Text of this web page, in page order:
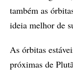
também as
ideia melhor de
As órbitas
próximas de